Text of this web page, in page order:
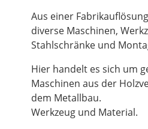
Aus einer
diverse Maschinen,
Stahlschränke und
Hier handelt es sich um
Maschinen aus der
dem Metallbau.
Werkzeug und Material.